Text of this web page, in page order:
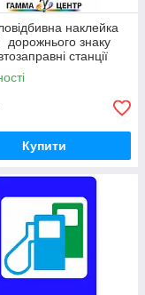
наклейка
дорожнього знаку
станції
Купити